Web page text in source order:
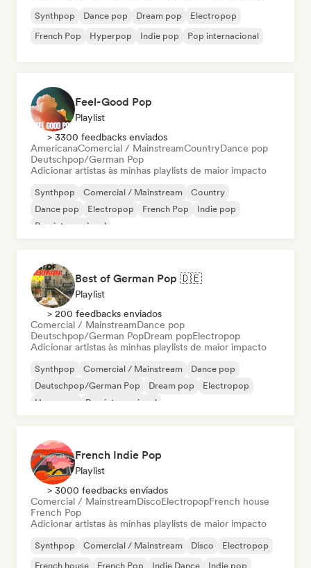
Synthpop Dance pop Dream pop
Electropop
French Pop
Hyperpop Indie pop Pop internacional
Feel-Good Pop
Playlist
> 3300 feedbacks enviados
AmericanaComercial / MainstreamCountryDance pop
Deutschpop/German Pop
Adicionar artistas às minhas playlists de maior impacto
Synthpop Comercial / Mainstream
Country
Dance pop
Electropop French Pop
Indie pop
Pop internacional
Best of German Pop 🇩🇪
Playlist
> 200 feedbacks enviados
Comercial / MainstreamDance pop
Deutschpop/German PopDream popElectropop
Adicionar artistas às minhas playlists de maior impacto
Synthpop Comercial / Mainstream
Dance pop
Deutschpop/German Pop
Dream pop
Electropop
Hyperpop
Pop internacional
French Indie Pop
Playlist
> 3000 feedbacks enviados
Comercial / MainstreamDiscoElectropopFrench house
French Pop
Adicionar artistas às minhas playlists de maior impacto
Synthpop Comercial / Mainstream Disco
Electropop
French house
French Pop Indie Dance Indie pop